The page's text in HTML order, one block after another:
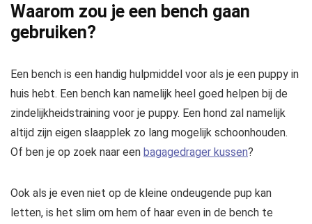
Waarom zou je een bench gaan
gebruiken?
Een bench is een handig hulpmiddel voor als je een puppy in
huis hebt. Een bench kan namelijk heel goed helpen bij de
zindelijkheidstraining voor je puppy. Een hond zal namelijk
altijd zijn eigen slaapplek zo lang mogelijk schoonhouden.
Of ben je op zoek naar een bagagedrager kussen?
Ook als je even niet op de kleine ondeugende pup kan
letten, is het slim om hem of haar even in de bench te